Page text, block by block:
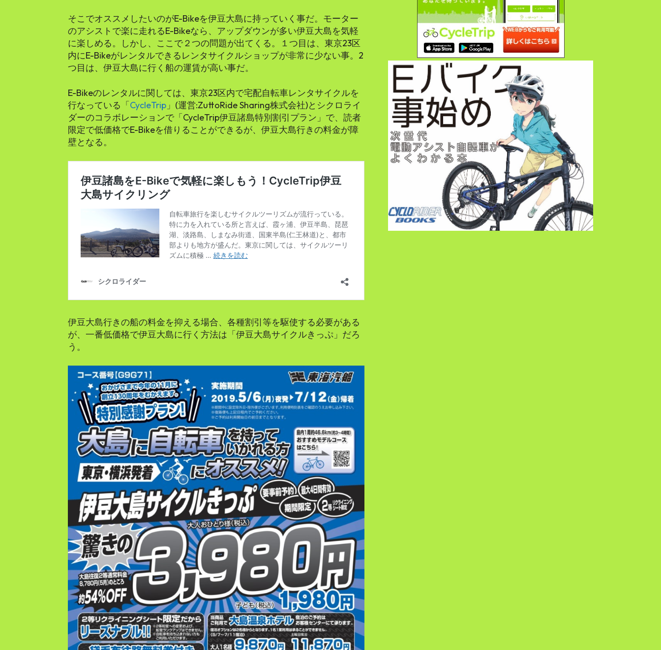
そこでオススメしたいのがE-Bikeを伊豆大島に持っていく事だ。モーター
のアシストで楽に走れるE-Bikeなら、アップダウンが多い伊豆大島を気軽
に楽しめる。しかし、ここで２つの問題が出てくる。１つ目は、東京23区
内にE-Bikeがレンタルできるレンタサイクルショップが非常に少ない事。2
つ目は、伊豆大島に行く船の運賃が高い事だ。
E-Bikeのレンタルに関しては、東京23区内で宅配自転車レンタサイクルを
行なっている「CycleTrip 」(運営:ZuttoRide Sharing株式会社)とシクロライ
ダーのコラボレーションで「CycleTrip伊豆諸島特別割引プラン」で、読者
限定で低価格でE-Bikeを借りることができるが、伊豆大島行きの料金が障
壁となる。
伊豆大島行きの船の料金を抑える場合、各種割引等を駆使する必要がある
が、一番低価格で伊豆大島に行く方法は「伊豆大島サイクルきっぷ」だろ
う。